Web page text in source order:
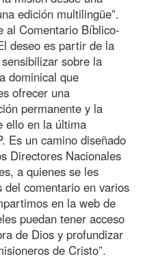
edición multilingüe”.
al Comentario Bíblico-
deseo es partir de la
sobre la
dominical que
ofrecer una
permanente y la
ello en la última
Es un camino diseñado
Directores Nacionales
a quienes se les
del comentario en varios
en la web de
puedan tener acceso
de Dios y profundizar
de Cristo”.